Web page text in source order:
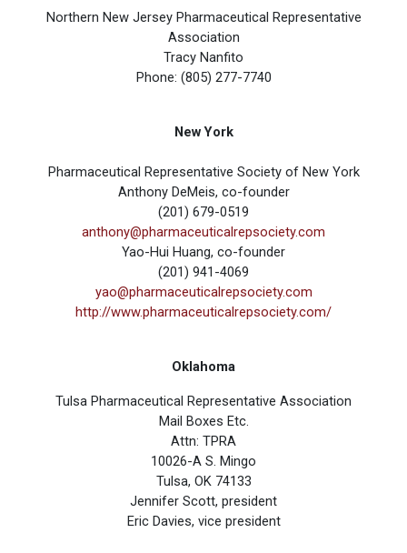
Northern New Jersey Pharmaceutical Representative
Association
Tracy Nanfito
Phone: (805) 277-7740
New York
Pharmaceutical Representative Society of New York
Anthony DeMeis, co-founder
(201) 679-0519
anthony@pharmaceuticalrepsociety.com
Yao-Hui Huang, co-founder
(201) 941-4069
yao@pharmaceuticalrepsociety.com
http://www.pharmaceuticalrepsociety.com/
Oklahoma
Tulsa Pharmaceutical Representative Association
Mail Boxes Etc.
Attn: TPRA
10026-A S. Mingo
Tulsa, OK 74133
Jennifer Scott, president
Eric Davies, vice president